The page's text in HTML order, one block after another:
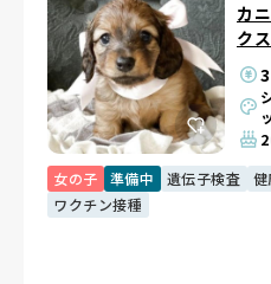
カ
ク
グ)
女の子
準備中 遺伝子検査
健
ワクチン接種